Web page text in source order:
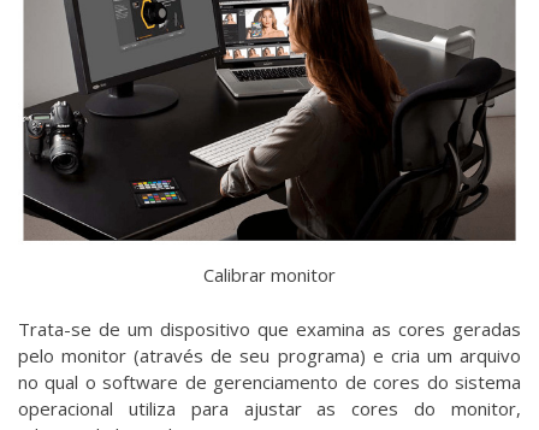
Calibrar monitor
Trata-se de um dispositivo que examina as cores geradas
pelo monitor (através de seu programa) e cria um arquivo
no qual o software de gerenciamento de cores do sistema
operacional utiliza para ajustar as cores do monitor,